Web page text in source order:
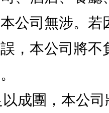
公司無涉。
，本公司將
成團，本公